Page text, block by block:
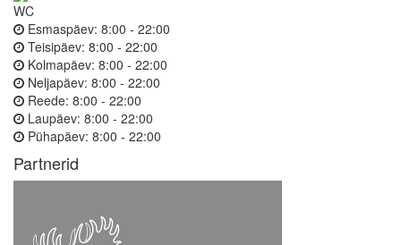
WC
Esmaspäev: 8:00 - 22:00
Teisipäev: 8:00 - 22:00
Kolmapäev: 8:00 - 22:00
Neljapäev: 8:00 - 22:00
Reede: 8:00 - 22:00
Laupäev: 8:00 - 22:00
Pühapäev: 8:00 - 22:00
Partnerid